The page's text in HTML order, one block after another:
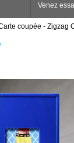
Venez
coupée - Zigzag